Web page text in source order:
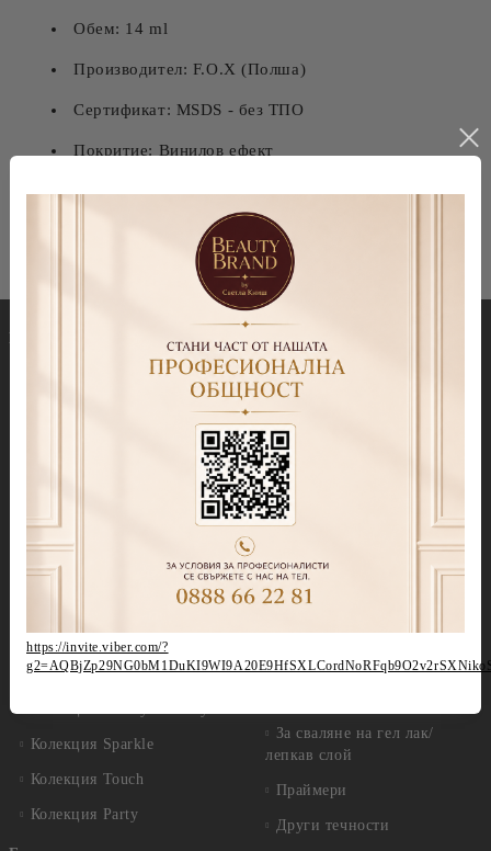
Обем: 14 ml
Производител: F.O.X (Полша)
Сертификат: MSDS - без ТПО
Покритие: Винилов ефект
Носка: До 3 седмици
Гел лакове
Колекция Spectrum 7ml
Колекция Spectrum Shot 5гр.
Колекция Mocha Mousse
Колекция Lipstick
Колекция Cat Eye
Колекция Sparkle
Колекция Touch
Колекция Party
Декорации
Blooming gel
Гел бои
Витражни-Vitrage Gel
paint
Акварелни капки
Препарати
консумативи
За сваляне на гел лак/
лепкав слой
Праймери
Други течности
https://invite.viber.com/?